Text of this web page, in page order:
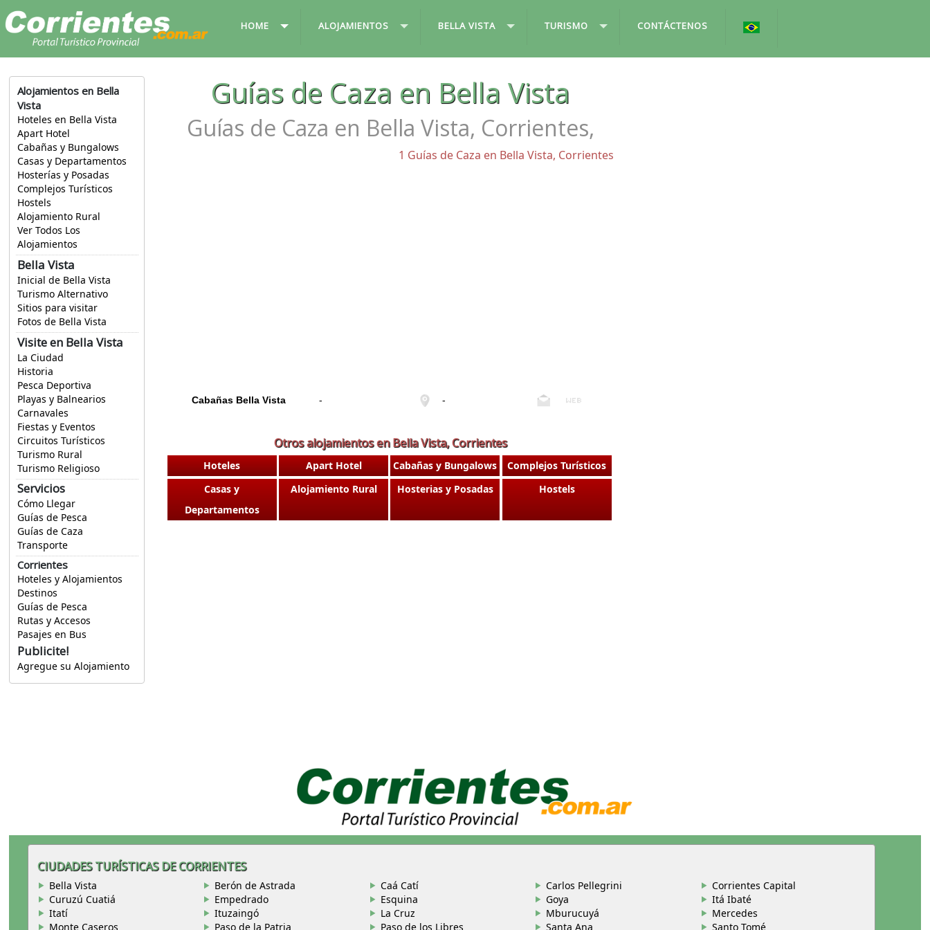
HOME ALOJAMIENTOS BELLA VISTA TURISMO CONTÁCTENOS
Alojamientos en Bella
Vista
Hoteles en Bella Vista
Apart Hotel
Cabañas y Bungalows
Casas y Departamentos
Hosterías y Posadas
Complejos Turísticos
Hostels
Alojamiento Rural
Ver Todos Los
Alojamientos
Bella Vista
Inicial de Bella Vista
Turismo Alternativo
Sitios para visitar
Fotos de Bella Vista
Visite en Bella Vista
La Ciudad
Historia
Pesca Deportiva
Playas y Balnearios
Carnavales
Fiestas y Eventos
Circuitos Turísticos
Turismo Rural
Turismo Religioso
Servicios
Cómo Llegar
Guías de Pesca
Guías de Caza
Transporte
Corrientes
Hoteles y Alojamientos
Destinos
Guías de Pesca
Rutas y Accesos
Pasajes en Bus
Publicite!
Agregue su Alojamiento
Guías de Caza en Bella Vista
Guías de Caza en Bella Vista, Corrientes,
1 Guías de Caza en Bella Vista, Corrientes
Cabañas Bella Vista - -
Otros alojamientos en Bella Vista, Corrientes
Hoteles Apart Hotel Cabañas y Bungalows
Complejos Turísticos
Casas y
Departamentos
Alojamiento Rural Hosterias y Posadas Hostels
CIUDADES TURÍSTICAS DE CORRIENTES
Bella Vista Berón de Astrada Caá Catí Carlos Pellegrini
Corrientes Capital
Curuzú Cuatiá
Empedrado Esquina Goya
Itá Ibaté
Itatí
Ituzaingó La Cruz Mburucuyá
Mercedes
Monte Caseros
Paso de la Patria Paso de los Libres Santa Ana Santo Tomé